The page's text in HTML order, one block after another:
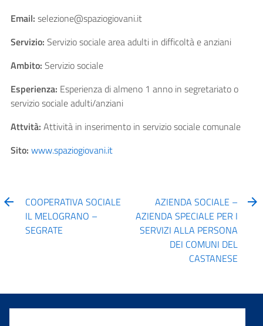
Email: selezione@spaziogiovani.it
Servizio: Servizio sociale area adulti in difficoltà e anziani
Ambito: Servizio sociale
Esperienza: Esperienza di almeno 1 anno in segretariato o
servizio sociale adulti/anziani
Attvità: Attività in inserimento in servizio sociale comunale
Sito: www.spaziogiovani.it
COOPERATIVA SOCIALE
IL MELOGRANO –
SEGRATE
AZIENDA SOCIALE –
AZIENDA SPECIALE PER I
SERVIZI ALLA PERSONA
DEI COMUNI DEL
CASTANESE